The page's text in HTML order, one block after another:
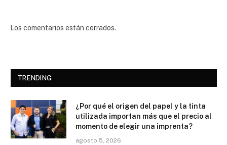
Los comentarios están cerrados.
TRENDING
¿Por qué el origen del papel y la tinta
utilizada importan más que el precio al
momento de elegir una imprenta?
agosto 5, 2026